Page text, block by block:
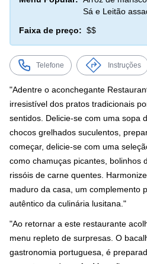
Sá e Leitão
Faixa de preço: $$
Telefone Instruções
"Adentre o aconchegante
irresistível dos pratos tradicionais
sentidos. Delicie-se com uma sopa
chocos grelhados suculentos,
começar, delicie-se com uma
como chamuças picantes, bolinhos
rissóis de carne quentes.
maduro da casa, um complemento
autêntico da culinária lusitana."
"Ao retornar a este restaurante
menu repleto de surpresas. O
gastronomia portuguesa, é